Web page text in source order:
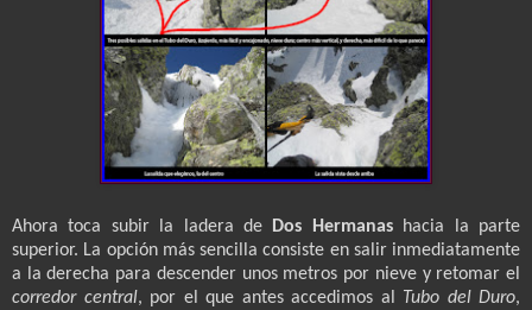
Ahora toca subir la ladera de Dos Hermanashacia la parte
superior. La opción más sencilla consiste en salir inmediatamente
a la derecha para descender unos metros por nieve y retomar el
corredor central, por el que antes accedimos al Tubo del Duro,